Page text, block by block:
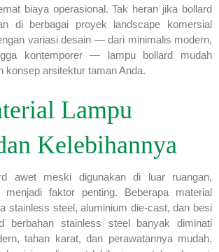
biaya operasional. Tak heran jika bollard
di berbagai proyek landscape komersial
variasi desain — dari minimalis modern,
kontemporer — lampu bollard mudah
konsep arsitektur taman Anda.
Lampu
Kelebihannya
awet meski digunakan di luar ruangan,
menjadi faktor penting. Beberapa material
stainless steel, aluminium die-cast, dan besi
berbahan stainless steel banyak diminati
tahan karat, dan perawatannya mudah.